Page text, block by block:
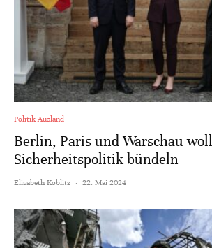
Politik Ausland
Berlin, Paris und Warschau
Sicherheitspolitik bündeln
Elisabeth Koblitz · 22. Mai 2024